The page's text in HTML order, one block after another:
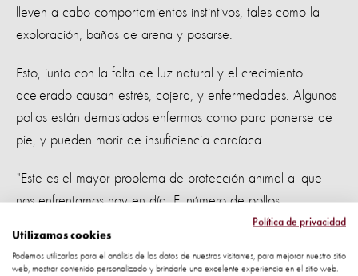
lleven a cabo comportamientos instintivos, tales como la
exploración, baños de arena y posarse.
Esto, junto con la falta de luz natural y el crecimiento
acelerado causan estrés, cojera, y enfermedades. Algunos
pollos están demasiados enfermos como para ponerse de
pie, y pueden morir de insuficiencia cardíaca.
"Este es el mayor problema de protección animal al que
nos enfrentamos hoy en día. El número de pollos
involucrados nos quita el aliento; los desafíos y el
Director de Campañas de pollos World Animal Protection.
Política de privacidad
Utilizamos cookies
Podemos utilizarlas para el análisis de los datos de nuestros visitantes, para mejorar nuestro sitio
web, mostrar contenido personalizado y brindarle una excelente experiencia en el sitio web.